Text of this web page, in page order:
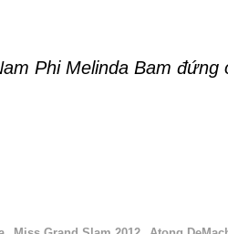
Phi Melinda Bam